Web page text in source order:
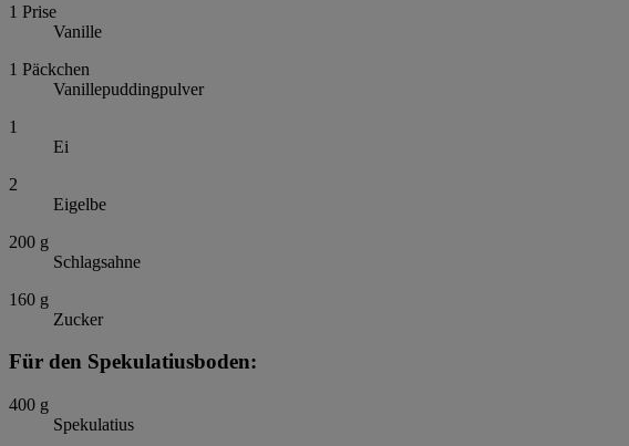
1 Prise
Vanille
1 Päckchen
Vanillepuddingpulver
1
Ei
2
Eigelbe
200 g
Schlagsahne
160 g
Zucker
Für den Spekulatiusboden:
400 g
Spekulatius